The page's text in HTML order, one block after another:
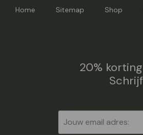
Home Sitemap Shop
20%